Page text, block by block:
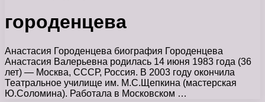
городенцева
Анастасия Городенцева биография Городенцева
Анастасия Валерьевна родилась 14 июня 1983 года (36
лет) — Москва, СССР, Россия. В 2003 году окончила
Театральное училище им. М.С.Щепкина (мастерская
Ю.Соломина). Работала в Московском …